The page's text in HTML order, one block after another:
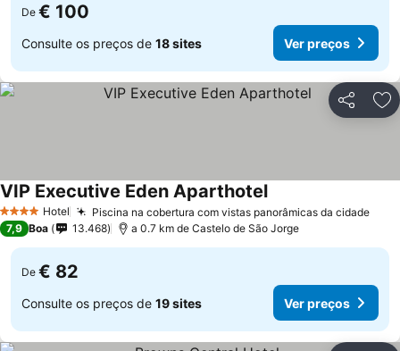
De € 100
Consulte os preços de 18 sites Ver preços
Partilhar
4 EstrelasHotel Piscina na cobertura com vistas panorâmicas da cidade
VIP Executive Eden Aparthotel
7,9 Boa 13.468 a 0.7 km de Castelo de São Jorge
De € 82
Consulte os preços de 19 sites Ver preços